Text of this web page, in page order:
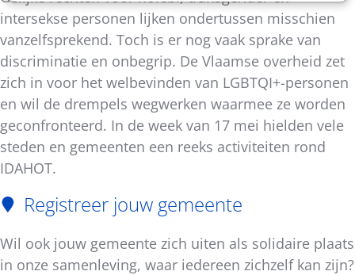
intersekse personen lijken ondertussen misschien
vanzelfsprekend. Toch is er nog vaak sprake van
discriminatie en onbegrip. De Vlaamse overheid zet
zich in voor het welbevinden van LGBTQI+-personen
en wil de drempels wegwerken waarmee ze worden
geconfronteerd. In de week van 17 mei hielden vele
steden en gemeenten een reeks activiteiten rond
IDAHOT.
Registreer jouw gemeente
Wil ook jouw gemeente zich uiten als solidaire plaats
in onze samenleving, waar iedereen zichzelf kan zijn?